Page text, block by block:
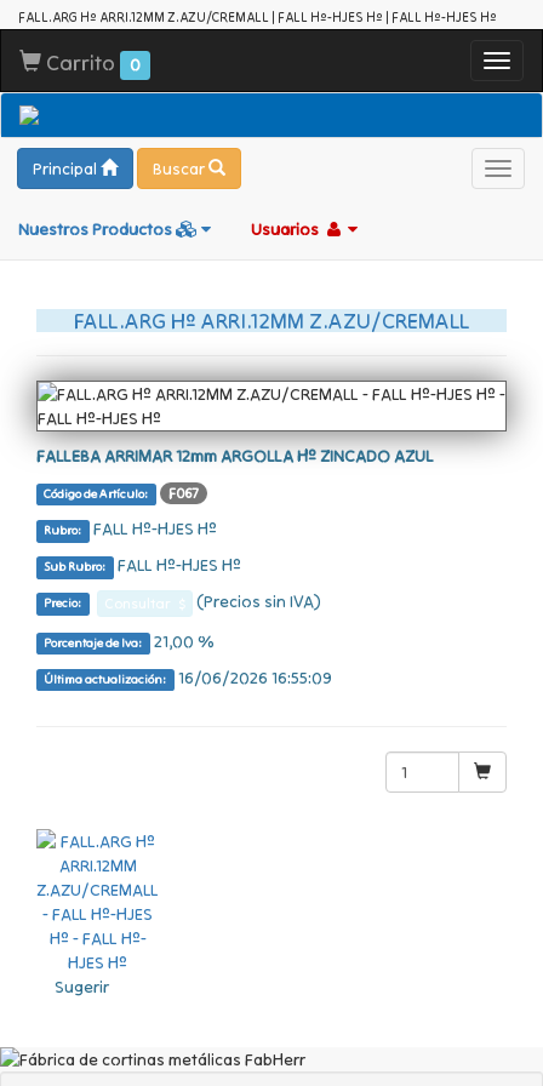
FALL.ARG Hº ARRI.12MM Z.AZU/CREMALL | FALL Hº-HJES Hº | FALL Hº-HJES Hº
Carrito 0
Principal Buscar
Nuestros Productos Usuarios
FALL.ARG Hº ARRI.12MM Z.AZU/CREMALL
FALLEBA ARRIMAR 12mm ARGOLLA Hº ZINCADO AZUL
Código de Artículo: F067
Rubro: FALL Hº-HJES Hº
Sub Rubro: FALL Hº-HJES Hº
Precio: Consultar $ (Precios sin IVA)
Porcentaje de Iva: 21,00 %
Última actualización: 16/06/2026 16:55:09
Sugerir